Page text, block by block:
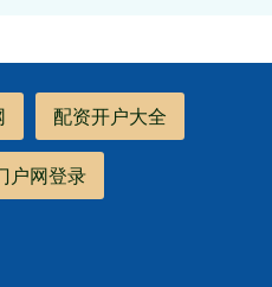
配资开户大全
户网登录